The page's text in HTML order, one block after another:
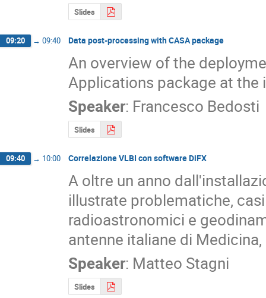
Slides
09:20 → 09:40 Data post-processing with CASA package
An overview of the
Applications package at the
Speaker: Francesco Bedosti
Slides
09:40 → 10:00 Correlazione VLBI con software DiFX
A oltre un anno
illustrate problematiche,
radioastronomici e
antenne italiane di Medicina,
Speaker: Matteo Stagni
Slides